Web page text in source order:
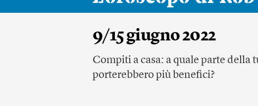
9/15 giugno 2022
Compiti a casa: a quale parte della
porterebbero più benefici?